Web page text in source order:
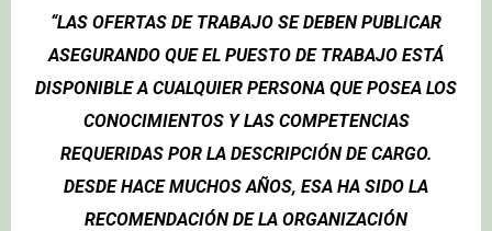
“LAS OFERTAS DE TRABAJO SE DEBEN PUBLICAR
ASEGURANDO QUE EL PUESTO DE TRABAJO ESTÁ
DISPONIBLE A CUALQUIER PERSONA QUE POSEA LOS
CONOCIMIENTOS Y LAS COMPETENCIAS
REQUERIDAS POR LA DESCRIPCIÓN DE CARGO.
DESDE HACE MUCHOS AÑOS, ESA HA SIDO LA
RECOMENDACIÓN DE LA ORGANIZACIÓN